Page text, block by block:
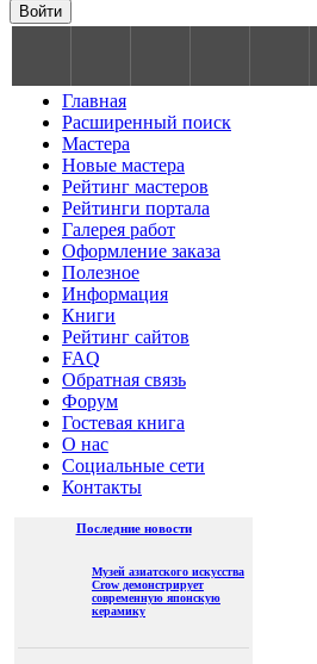
Войти
Главная
Расширенный поиск
Мастера
Новые мастера
Рейтинг мастеров
Рейтинги портала
Галерея работ
Оформление заказа
Полезное
Информация
Книги
Рейтинг сайтов
FAQ
Обратная связь
Форум
Гостевая книга
О нас
Социальные сети
Контакты
Последние новости
Музей азиатского искусства
Crow демонстрирует
современную японскую
керамику